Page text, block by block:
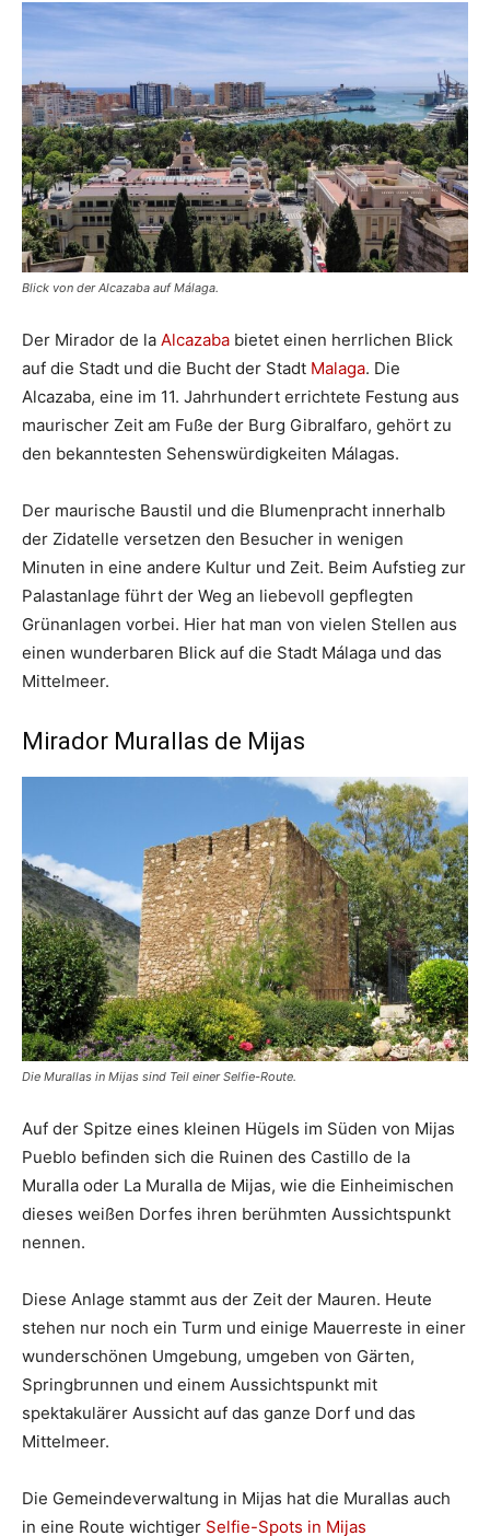
Blick von der Alcazaba auf Málaga.
Der Mirador de la Alcazaba bietet einen herrlichen Blick
auf die Stadt und die Bucht der Stadt Malaga. Die
Alcazaba, eine im 11. Jahrhundert errichtete Festung aus
maurischer Zeit am Fuße der Burg Gibralfaro, gehört zu
den bekanntesten Sehenswürdigkeiten Málagas.
Der maurische Baustil und die Blumenpracht innerhalb
der Zidatelle versetzen den Besucher in wenigen
Minuten in eine andere Kultur und Zeit. Beim Aufstieg zur
Palastanlage führt der Weg an liebevoll gepflegten
Grünanlagen vorbei. Hier hat man von vielen Stellen aus
einen wunderbaren Blick auf die Stadt Málaga und das
Mittelmeer.
Mirador Murallas de Mijas
Die Murallas in Mijas sind Teil einer Selfie-Route.
Auf der Spitze eines kleinen Hügels im Süden von Mijas
Pueblo befinden sich die Ruinen des Castillo de la
Muralla oder La Muralla de Mijas, wie die Einheimischen
dieses weißen Dorfes ihren berühmten Aussichtspunkt
nennen.
Diese Anlage stammt aus der Zeit der Mauren. Heute
stehen nur noch ein Turm und einige Mauerreste in einer
wunderschönen Umgebung, umgeben von Gärten,
Springbrunnen und einem Aussichtspunkt mit
spektakulärer Aussicht auf das ganze Dorf und das
Mittelmeer.
Die Gemeindeverwaltung in Mijas hat die Murallas auch
in eine Route wichtiger Selfie-Spots in Mijas